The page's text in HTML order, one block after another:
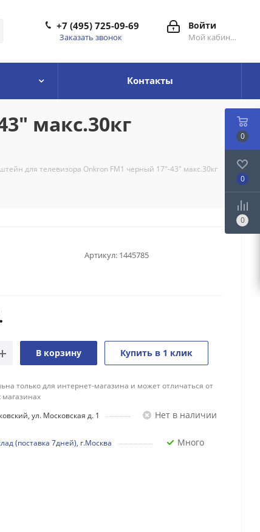
Войти
Мой кабинет
+7 (495) 725-09-69
Заказать звонок
Контакты
макс.30кг
для телевизора Onkron FM1 черный 17"-43" макс.30кг
Артикул: 1445785
В корзину Купить в 1 клик
только для интернет-магазина и может отличаться от
ул. Московская д. 1
Нет в наличии
(поставка 7дней), г.Москва Много
0
0
0